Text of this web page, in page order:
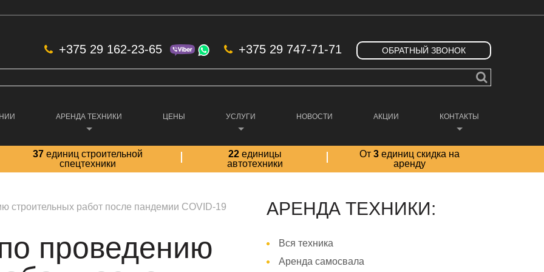
+375 29 162-23-65 +375 29 747-71-71 ОБРАТНЫЙ ЗВОНОК
АРЕНДА ТЕХНИКИ ЦЕНЫ УСЛУГИ НОВОСТИ АКЦИИ КОНТАКТЫ
37единиц строительной
спецтехники
22 единицы
автотехники
От3 единиц скидка на
аренду
строительных работ после пандемии COVID-19
проведению
АРЕНДА ТЕХНИКИ:
Вся техника
Аренда самосвала